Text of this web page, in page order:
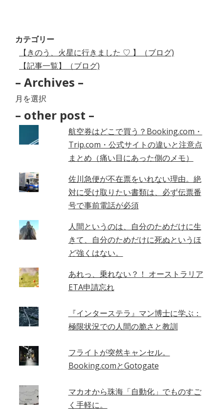
カテゴリー
【きのう、火星に行きました ♡ 】（ブログ)
【記事一覧】（ブログ)
– Archives –
–
Archives
– other post –
航空券はどこで買う？Booking.com・
Trip.com・公式サイトの違いと注意点
まとめ（痛い目にあった側のメモ）
佐川急便が不在票をいれない理由。絶
対に受け取りたい書類は、必ず伝票番
号で事前電話が必須
人間というのは、自分のためだけに生
きて、自分のためだけに死ぬというほ
ど強くはない。
あれっ、乗れない？！ オーストラリア
ETA申請忘れ
『インターステラ』マン博士に学ぶ：
極限状況での人間の脆さと教訓
フライトが突然キャンセル。
Booking.comとGotogate
マカオから珠海「自動化」でものすご
く手軽に。